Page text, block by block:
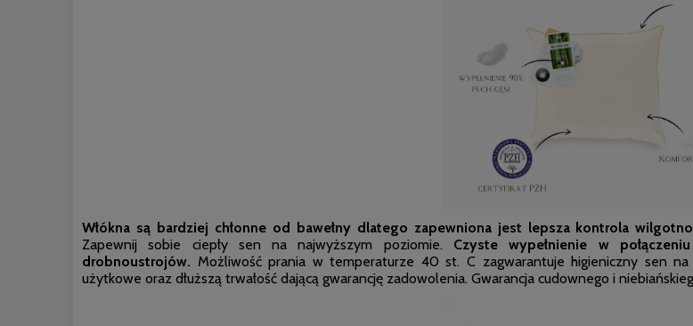
Włókna są bardziej chłonne od bawełny dlatego zapewniona jest lepsza kontrola
Zapewnij sobie ciepły sen na najwyższym poziomie. Czyste wypełnienie w
drobnoustrojów. Możliwość prania w temperaturze 40 st. C zagwarantuje higieniczny sen
użytkowe oraz dłuższą trwałość dającą gwarancję zadowolenia. Gwarancja cudownego i